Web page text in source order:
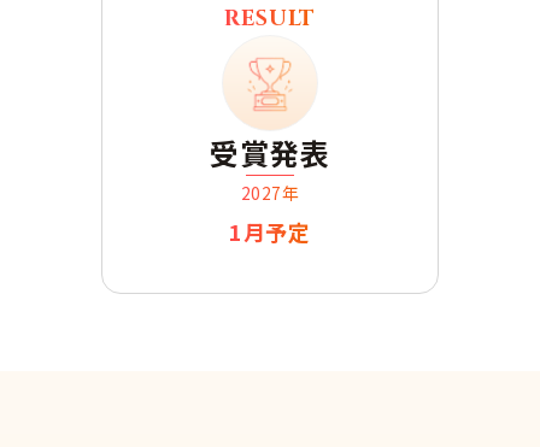
RESULT
受賞発表
2027年
1月予定